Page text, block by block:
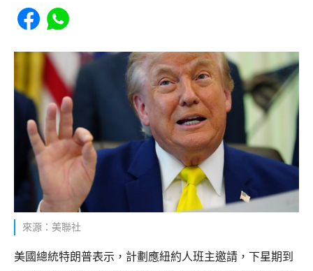
Share to Facebook
Share to WhatsApp
來源：美聯社
美國總統特朗普表示，計劃應紐約人班主邀請，下星期到